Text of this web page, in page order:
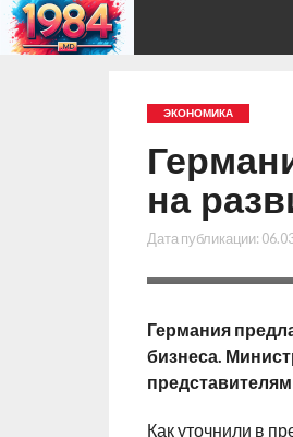
ЭКОНОМИКА
на
Дата публикации:
Германия
бизнеса.
Как уточнили в